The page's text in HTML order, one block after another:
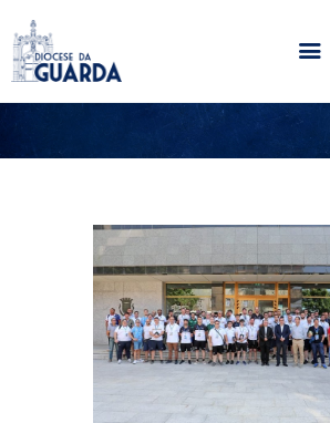
HOME
PARÓQUIAS
NOTÍCIAS
AGENDA
MULTIMÉDIA
SENTIR COM A IGREJA
CONTACTOS